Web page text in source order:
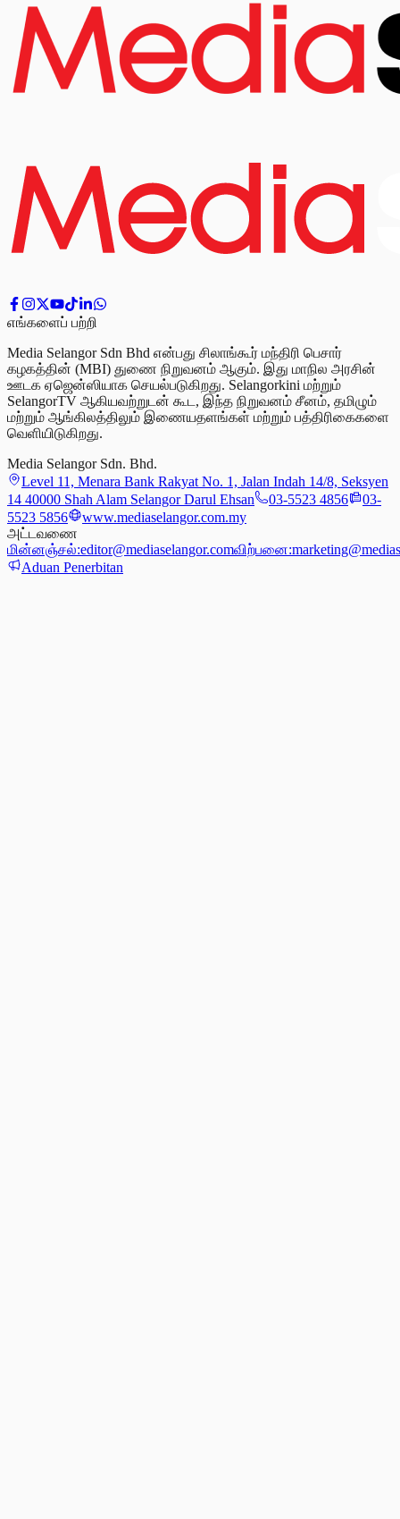
எங்களைப் பற்றி
Media Selangor Sdn Bhd என்பது சிலாங்கூர் மந்திரி பெசார்
கழகத்தின் (MBI) துணை நிறுவனம் ஆகும். இது மாநில அரசின்
ஊடக ஏஜென்ஸியாக செயல்படுகிறது. Selangorkini மற்றும்
SelangorTV ஆகியவற்றுடன் கூட, இந்த நிறுவனம் சீனம், தமிழும்
மற்றும் ஆங்கிலத்திலும் இணையதளங்கள் மற்றும் பத்திரிகைகளை
வெளியிடுகிறது.
Media Selangor Sdn. Bhd.
Level 11, Menara Bank Rakyat No. 1, Jalan Indah 14/8, Seksyen
14 40000 Shah Alam Selangor Darul Ehsan
03-5523 4856
03-
5523 5856
www.mediaselangor.com.my
அட்டவணை
மின்னஞ்சல்:editor@mediaselangor.comவிற்பனை:
Aduan Penerbitan